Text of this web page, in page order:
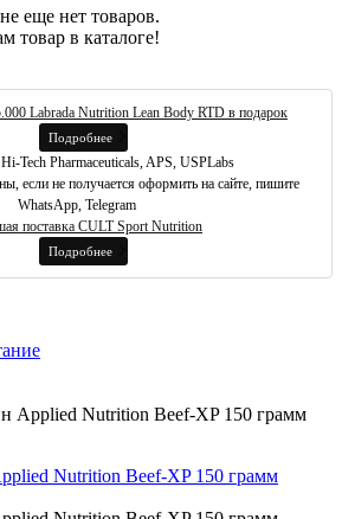
еще нет товаров.
товар в каталоге!
Labrada Nutrition Lean Body RTD в подарок
Подробнее
Tech Pharmaceuticals, APS, USPLabs
если не получается оформить на сайте, пишите
WhatsApp, Telegram
поставка CULT Sport Nutrition
Подробнее
Applied Nutrition Beef-XP 150 грамм